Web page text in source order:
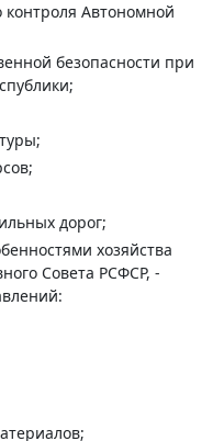
контроля Автономной
безопасности при
дорог;
хозяйства
Совета РСФСР, -